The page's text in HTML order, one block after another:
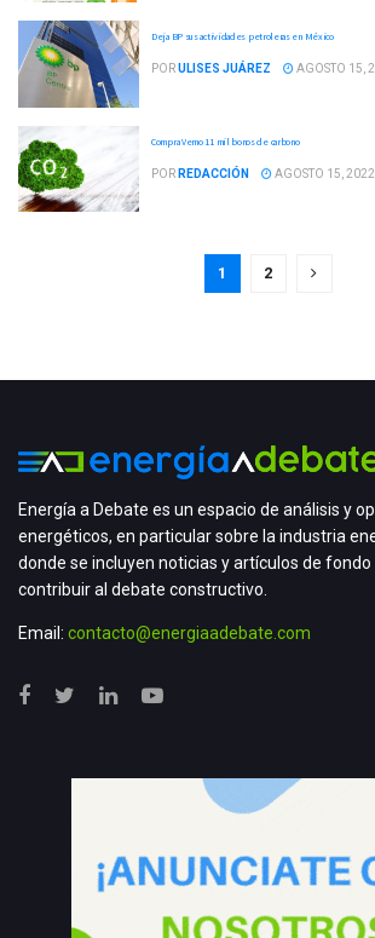
Deja BP sus actividades petroleras en México
PORULISES JUÁREZ AGOSTO 15,
Compra Vemo 11 mil bonos de carbono
POR REDACCIÓN AGOSTO 15, 2022
1 2
Energía a Debate es un espacio de análisis y
energéticos, en particular sobre la industria
donde se incluyen noticias y artículos de fondo
contribuir al debate constructivo.
Email: contacto@energiaadebate.com